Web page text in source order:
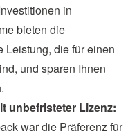
in
bieten die
Leistung, die für einen
und sparen Ihnen
unbefristeter Lizenz:
war die Präferenz für